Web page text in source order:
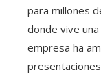
para millones
donde vive
empresa ha